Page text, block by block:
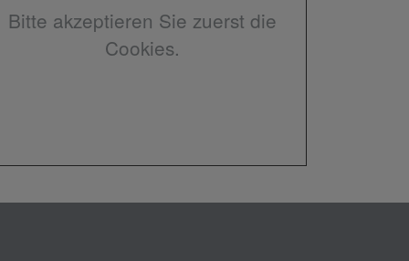
Bitte akzeptieren Sie zuerst die
Cookies.